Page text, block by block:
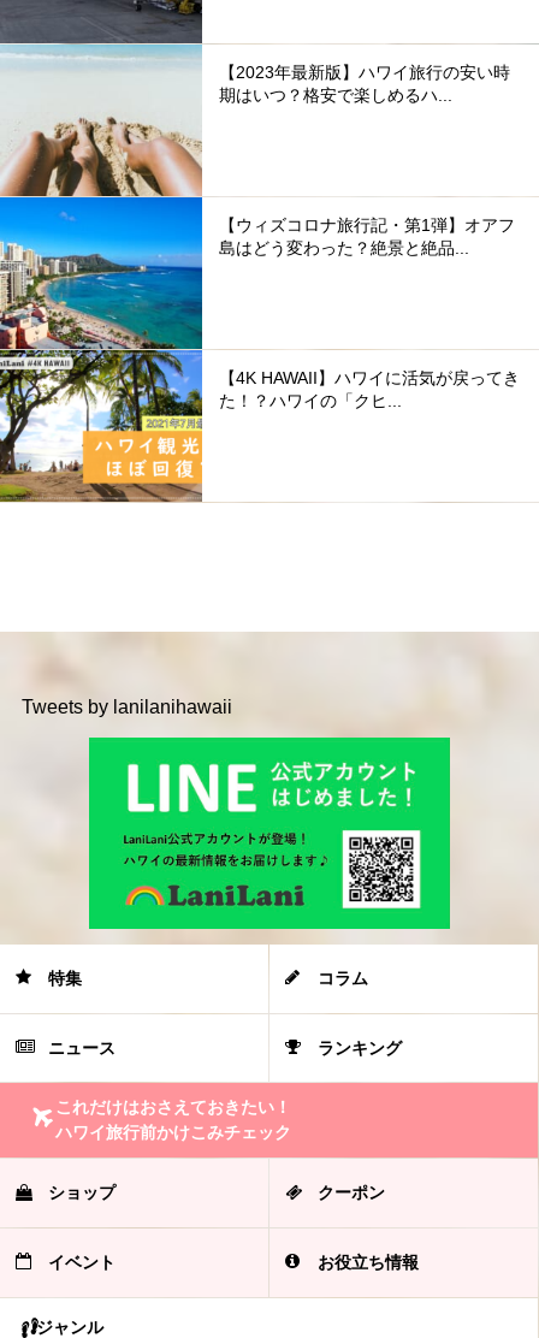
【2023年最新版】ハワイ旅行の安い時
期はいつ？格安で楽しめるハ...
【ウィズコロナ旅行記・第1弾】オアフ
島はどう変わった？絶景と絶品...
【4K HAWAII】ハワイに活気が戻ってき
た！？ハワイの「クヒ...
Tweets by lanilanihawaii
特集 コラム
ニュース ランキング
これだけはおさえておきたい！
ハワイ旅行前かけこみチェック
ショップ クーポン
イベント お役立ち情報
ジャンル